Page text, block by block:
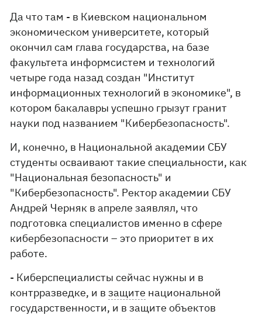
Да что там - в Киевском национальном
экономическом университете, который
окончил сам глава государства, на базе
факультета информсистем и технологий
четыре года назад создан "Институт
информационных технологий в экономике", в
котором бакалавры успешно грызут гранит
науки под названием "Кибербезопасность".
И, конечно, в Национальной академии СБУ
студенты осваивают такие специальности, как
"Национальная безопасность" и
"Кибербезопасность". Ректор академии СБУ
Андрей Черняк в апреле заявлял, что
подготовка специалистов именно в сфере
кибербезопасности – это приоритет в их
работе.
- Киберспециалисты сейчас нужны и в
контрразведке, и взащите национальной
государственности, и в защите объектов